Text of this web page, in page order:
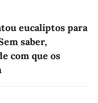
eucaliptos para
saber,
com que os